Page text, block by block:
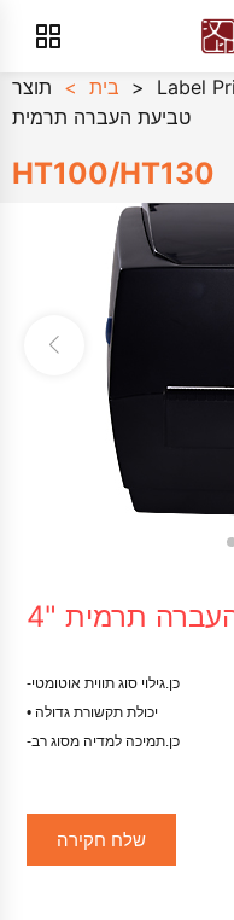
בית > תוצר > Label
טביעת העברה תרמית
HT100/HT130
העברה תרמית
-כן.גילוי סוג תווית אוטומטי
• יכולת תקשורת גדולה
-כן.תמיכה למדיה מסוג רב
שלח חקירה